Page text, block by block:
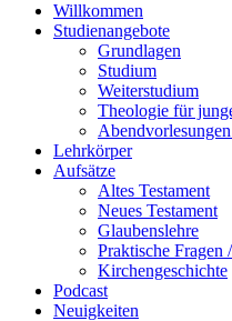
Willkommen
Studienangebote
Grundlagen
Studium
Weiterstudium
Theologie für
Lehrkörper
Aufsätze
Altes Testament
Neues Testament
Glaubenslehre
Praktische Fragen
Kirchengeschichte
Podcast
Neuigkeiten